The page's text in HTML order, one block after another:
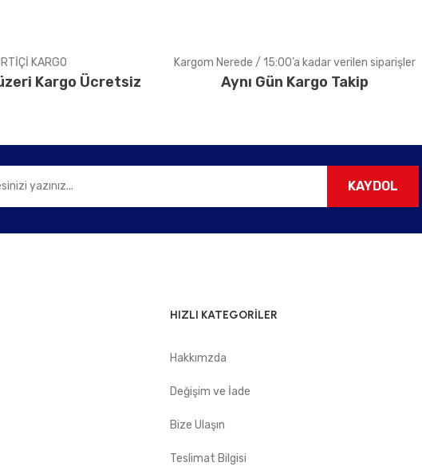
KARGO
Kargo Ücretsiz
Kargom Nerede / 15:00’a kadar verilen siparişler
Aynı Gün Kargo Takip
KAYDOL
HIZLI KATEGORİLER
Hakkımzda
Değişim ve İade
Bize Ulaşın
Teslimat Bilgisi